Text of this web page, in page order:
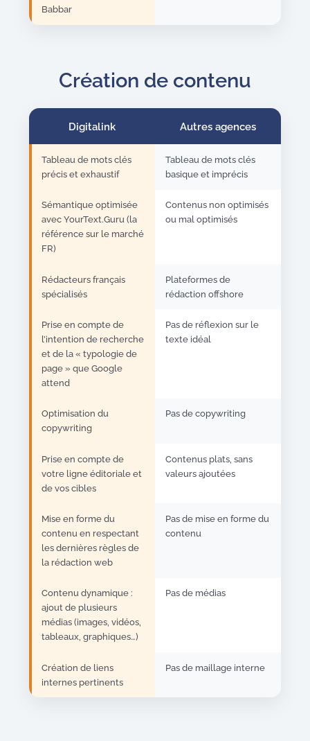
Babbar
Création de contenu
Digitalink Autres agences
Tableau de mots clés
précis et exhaustif
Tableau de mots clés
basique et imprécis
Sémantique optimisée
avec YourText.Guru (la
référence sur le marché
FR)
Contenus non optimisés
ou mal optimisés
Rédacteurs français
spécialisés
Plateformes de
rédaction offshore
Prise en compte de
l’intention de recherche
et de la « typologie de
page » que Google
attend
Pas de réflexion sur le
texte idéal
Optimisation du
copywriting
Pas de copywriting
Prise en compte de
votre ligne éditoriale et
de vos cibles
Contenus plats, sans
valeurs ajoutées
Mise en forme du
contenu en respectant
les dernières règles de
la rédaction web
Pas de mise en forme du
contenu
Contenu dynamique :
ajout de plusieurs
médias (images, vidéos,
tableaux, graphiques…)
Pas de médias
Création de liens
internes pertinents
Pas de maillage interne